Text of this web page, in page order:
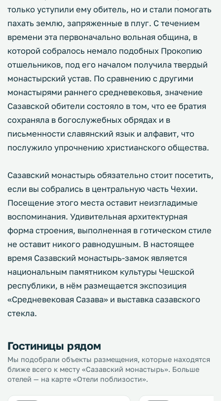
только уступили ему обитель, но и стали помогать
пахать землю, запряженные в плуг. С течением
времени эта первоначально вольная община, в
которой собралось немало подобных Прокопию
отшельников, под его началом получила твердый
монастырский устав. По сравнению с другими
монастырями раннего средневековья, значение
Сазавской обители состояло в том, что ее братия
сохраняла в богослужебных обрядах и в
письменности славянский язык и алфавит, что
послужило упрочнению христианского общества.
Сазавский монастырь обязательно стоит посетить,
если вы собрались в центральную часть Чехии.
Посещение этого места оставит неизгладимые
воспоминания. Удивительная архитектурная
форма строения, выполненная в готическом стиле
не оставит никого равнодушным. В настоящее
время Сазавский монастырь-замок является
национальным памятником культуры Чешской
республики, в нём размещается экспозиция
«Средневековая Сазава» и выставка сазавского
стекла.
Гостиницы рядом
Мы подобрали объекты размещения, которые находятся
ближе всего к месту «Сазавский монастырь». Больше
отелей — на карте «Отели поблизости».